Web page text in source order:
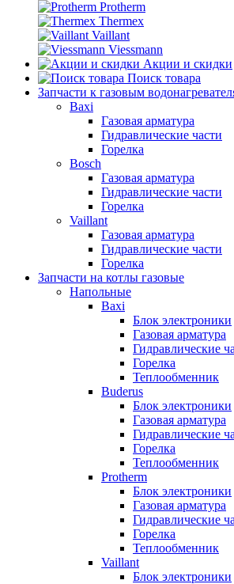
Protherm
Thermex
Vaillant
Viessmann
Акции и скидки
Поиск товара
Запчасти к газовым
Baxi
Газовая арматура
Гидравлические части
Горелка
Bosch
Газовая арматура
Гидравлические части
Горелка
Vaillant
Газовая арматура
Гидравлические части
Горелка
Запчасти на котлы газовые
Напольные
Baxi
Блок электроники
Газовая арматура
Гидравлические
Горелка
Теплообменник
Buderus
Блок электроники
Газовая арматура
Гидравлические
Горелка
Теплообменник
Protherm
Блок электроники
Газовая арматура
Гидравлические
Горелка
Теплообменник
Vaillant
Блок электроники